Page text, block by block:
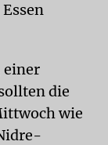
einer
die
wie